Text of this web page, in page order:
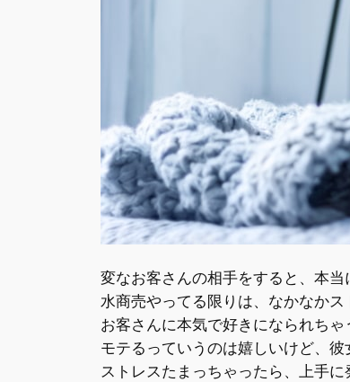
変なお客さんの相手をすると、本当
水商売やってる限りは、なかなか
お客さんに本気で好きになられちゃ
モテるっていうのは嬉しいけど、
ストレスたまっちゃったら、上手